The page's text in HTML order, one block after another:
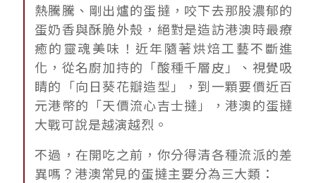
熱騰騰、剛出爐的蛋撻，咬下去那股濃郁的
蛋奶香與酥脆外殼，絕對是造訪港澳時最療
癒的靈魂美味！近年隨著烘焙工藝不斷進
化，從名廚加持的「酸種千層皮」、視覺吸
睛的「向日葵花瓣造型」，到一顆要價近百
元港幣的「天價流心吉士撻」，港澳的蛋撻
大戰可說是越演越烈。
不過，在開吃之前，你分得清各種流派的差
異嗎？港澳常見的蛋撻主要分為三大類：